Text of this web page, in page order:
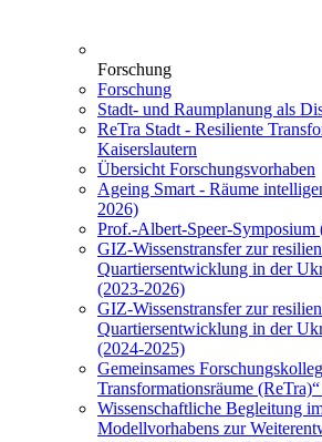
Forschung
Forschung
Stadt- und Raumplanung als
ReTra Stadt - Resiliente
Kaiserslautern
Übersicht Forschungsvorhaben
Ageing Smart - Räume
2026)
Prof.-Albert-Speer-Symposium
GIZ-Wissenstransfer zur
Quartiersentwicklung in der
(2023-2026)
GIZ-Wissenstransfer zur
Quartiersentwicklung in der
(2024-2025)
Gemeinsames
Transformationsräume
Wissenschaftliche Begleitung
Modellvorhabens zur